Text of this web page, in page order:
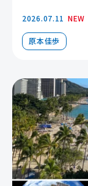
原本佳歩
2026.07.11 NEW